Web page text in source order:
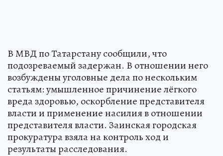
В МВД по Татарстану сообщили, что
подозреваемый задержан. В отношении него
возбуждены уголовные дела по нескольким
статьям: умышленное причинение лёгкого
вреда здоровью, оскорбление представителя
власти и применение насилия в отношении
представителя власти. Заинская городская
прокуратура взяла на контроль ход и
результаты расследования.